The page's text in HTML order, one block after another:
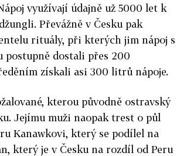
využívají údajně už 5000 let k
Převážně v Česku pak
rituály, při kterých jim nápoj s
postupně dostali přes 200
získali asi 300 litrů nápoje.
kterou původně ostravský
Jejímu muži naopak trest o půl
Kanawkovi, který se podílel na
který je v Česku na rozdíl od Peru